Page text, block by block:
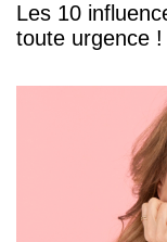
Les 10
toute urgence !